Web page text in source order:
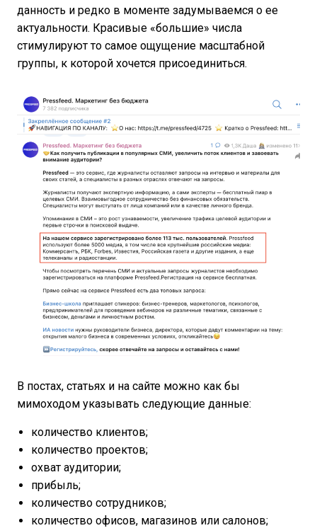
данность и редко в моменте задумываемся о ее
актуальности. Красивые «большие» числа
стимулируют то самое ощущение масштабной
группы, к которой хочется присоединиться.
В постах, статьях и на сайте можно как бы
мимоходом указывать следующие данные:
количество клиентов;
количество проектов;
охват аудитории;
прибыль;
количество сотрудников;
количество офисов, магазинов или салонов;